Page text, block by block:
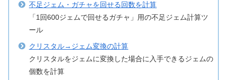
不足ジェム・ガチャを回せる回数を計算
「1回600ジェムで回せるガチャ」用の不足ジェム計算ツ
ール
クリスタル→ジェム変換の計算
クリスタルをジェムに変換した場合に入手できるジェムの
個数を計算